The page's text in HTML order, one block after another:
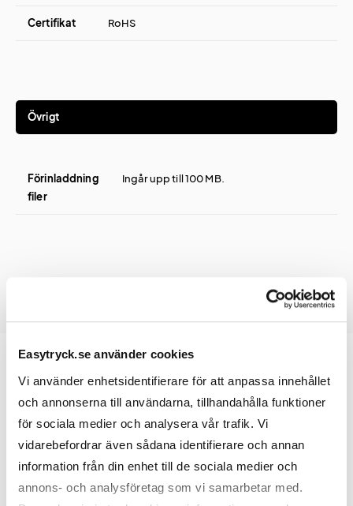
Easytryck.se använder cookies
Vi använder enhetsidentifierare för att anpassa innehållet
och annonserna till användarna, tillhandahålla funktioner
för sociala medier och analysera vår trafik. Vi
vidarebefordrar även sådana identifierare och annan
information från din enhet till de sociala medier och
annons- och analysföretag som vi samarbetar med.
Certifikat RoHS
Övrigt
Förinladdning
filer
Ingår upp till 100 MB.
Prislista